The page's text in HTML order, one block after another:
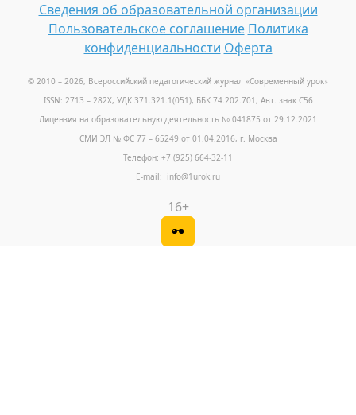
Сведения об образовательной организации
Пользовательское соглашение Политика
конфиденциальности Оферта
© 2010 – 2026, Всероссийский педагогический журнал «Современный урок»
ISSN: 2713 – 282X, УДК 371.321.1(051), ББК 74.202.701, Авт. знак С56
Лицензия на образовательную деятельность № 041875 от 29.12.2021
СМИ ЭЛ № ФС 77 – 65249 от 01.04.2016, г. Москва
Телефон: +7 (925) 664-32-11
E-mail: info@1urok.ru
16+